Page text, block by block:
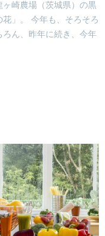
崎農場（茨城県）の黒
」。 今年も、そろそろ
ろん、昨年に続き、今年